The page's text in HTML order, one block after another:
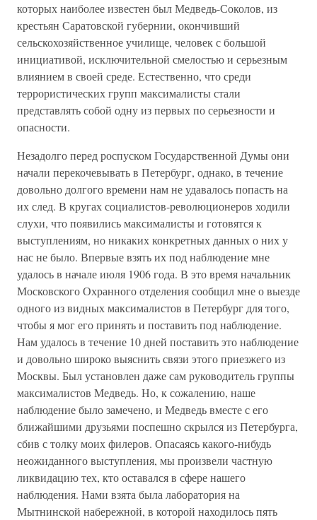
которых наиболее известен был Медведь-Соколов, из
крестьян Саратовской губернии, окончивший
сельскохозяйственное училище, человек с большой
инициативой, исключительной смелостью и серьезным
влиянием в своей среде. Естественно, что среди
террористических групп максималисты стали
представлять собой одну из первых по серьезности и
опасности.
Незадолго перед роспуском Государственной Думы они
начали перекочевывать в Петербург, однако, в течение
довольно долгого времени нам не удавалось попасть на
их след. В кругах социалистов-революционеров ходили
слухи, что появились максималисты и готовятся к
выступлениям, но никаких конкретных данных о них у
нас не было. Впервые взять их под наблюдение мне
удалось в начале июля 1906 года. В это время начальник
Московского Охранного отделения сообщил мне о выезде
одного из видных максималистов в Петербург для того,
чтобы я мог его принять и поставить под наблюдение.
Нам удалось в течение 10 дней поставить это наблюдение
и довольно широко выяснить связи этого приезжего из
Москвы. Был установлен даже сам руководитель группы
максималистов Медведь. Но, к сожалению, наше
наблюдение было замечено, и Медведь вместе с его
ближайшими друзьями поспешно скрылся из Петербурга,
сбив с толку моих филеров. Опасаясь какого-нибудь
неожиданного выступления, мы произвели частную
ликвидацию тех, кто оставался в сфере нашего
наблюдения. Нами взята была лаборатория на
Мытнинской набережной, в которой находилось пять